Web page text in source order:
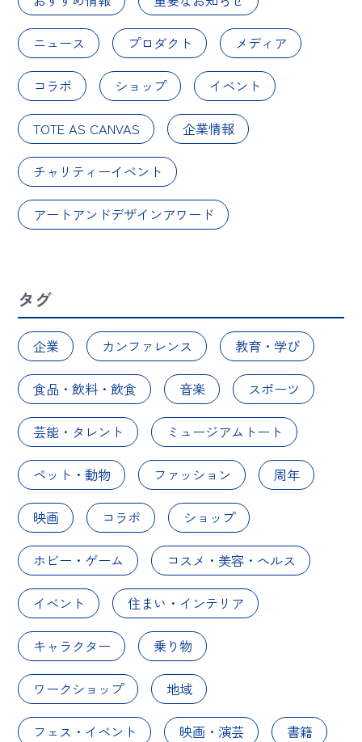
ニュース プロダクト メディア
コラボ ショップ イベント
TOTE AS CANVAS 企業情報
チャリティーイベント
アートアンドデザインアワード
タグ
企業 カンファレンス 教育・学び
食品・飲料・飲食 音楽 スポーツ
芸能・タレント ミュージアムトート
ペット・動物 ファッション 周年
映画 コラボ ショップ
ホビー・ゲーム コスメ・美容・ヘルス
イベント 住まい・インテリア
キャラクター 乗り物
ワークショップ 地域
フェス・イベント 映画・演芸 書籍